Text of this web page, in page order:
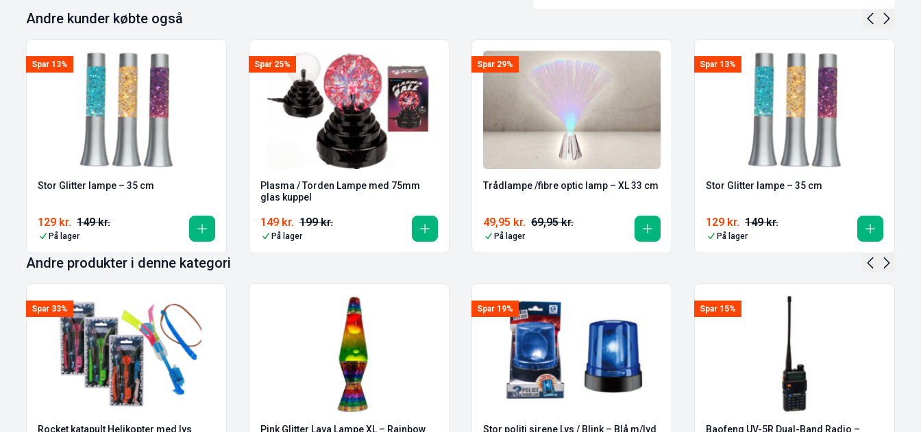
Andre kunder købte også
Spar 13%
Stor Glitter lampe – 35 cm
149kr.
129 kr.
På lager
Spar 25%
Plasma / Torden Lampe med 75mm
glas kuppel
199kr.
149 kr.
På lager
Spar 29%
Trådlampe /fibre optic lamp – XL 33 cm
69,95kr.
49,95 kr.
På lager
Spar 13%
Stor Glitter lampe – 35 cm
149kr.
129 kr.
På lager
Andre produkter i denne kategori
Spar 33%
Rocket katapult Helikopter med lys Pink Glitter Lava Lampe XL – Rainbow
Spar 19%
Stor politi sirene Lys / Blink – Blå m/lyd
Spar 15%
Baofeng UV-5R Dual-Band Radio –